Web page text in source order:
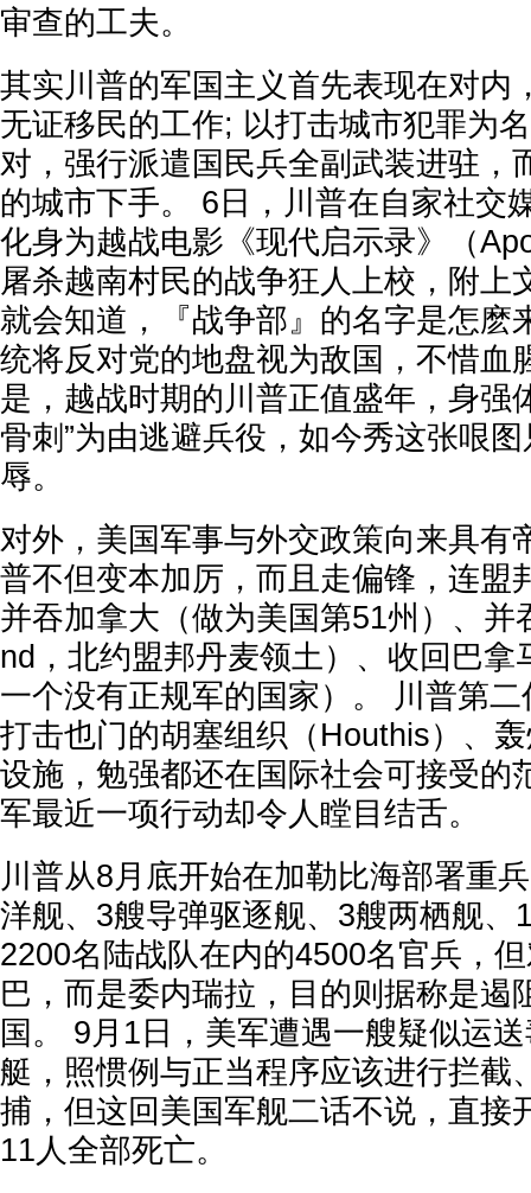
审查的工夫。
其实川普的军国主义首先表现在对内
无证移民的工作; 以打击城市犯罪为
对，强行派遣国民兵全副武装进驻，
的城市下手。 6日，川普在自家社交
化身为越战电影《现代启示录》（
屠杀越南村民的战争狂人上校，附上
就会知道，『战争部』的名字是怎麽
统将反对党的地盘视为敌国，不惜血
是，越战时期的川普正值盛年，身强
骨刺”为由逃避兵役，如今秀这张哏
辱。
对外，美国军事与外交政策向来具有
普不但变本加厉，而且走偏锋，连盟
并吞加拿大（做为美国第51州）、并
nd，北约盟邦丹麦领土）、收回巴拿
一个没有正规军的国家）。 川普第
打击也门的胡塞组织（Houthis）、
设施，勉强都还在国际社会可接受的
军最近一项行动却令人瞠目结舌。
川普从8月底开始在加勒比海部署重
洋舰、3艘导弹驱逐舰、3艘两栖舰、
2200名陆战队在内的4500名官兵，
巴，而是委内瑞拉，目的则据称是遏
国。 9月1日，美军遭遇一艘疑似运
艇，照惯例与正当程序应该进行拦截
捕，但这回美国军舰二话不说，直接
11人全部死亡。